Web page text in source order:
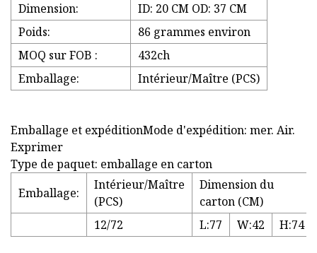
Dimension:
ID: 20 CM OD: 37 CM
Poids:
86 grammes environ
MOQ sur FOB :
432ch
Emballage:
Intérieur/Maître (PCS)
Emballage et expéditionMode d'expédition: mer. Air.
Exprimer
Type de paquet: emballage en carton
Emballage:
Intérieur/Maître
(PCS)
Dimension du
carton (CM)
12/72
L:77 W:42 H:74